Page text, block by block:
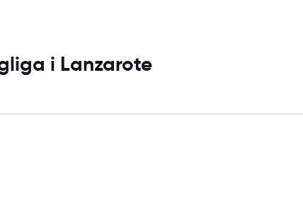
i Lanzarote